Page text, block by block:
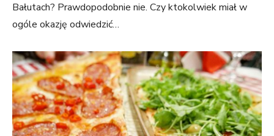
Bałutach? Prawdopodobnie nie. Czy ktokolwiek miał w
ogóle okazję odwiedzić…